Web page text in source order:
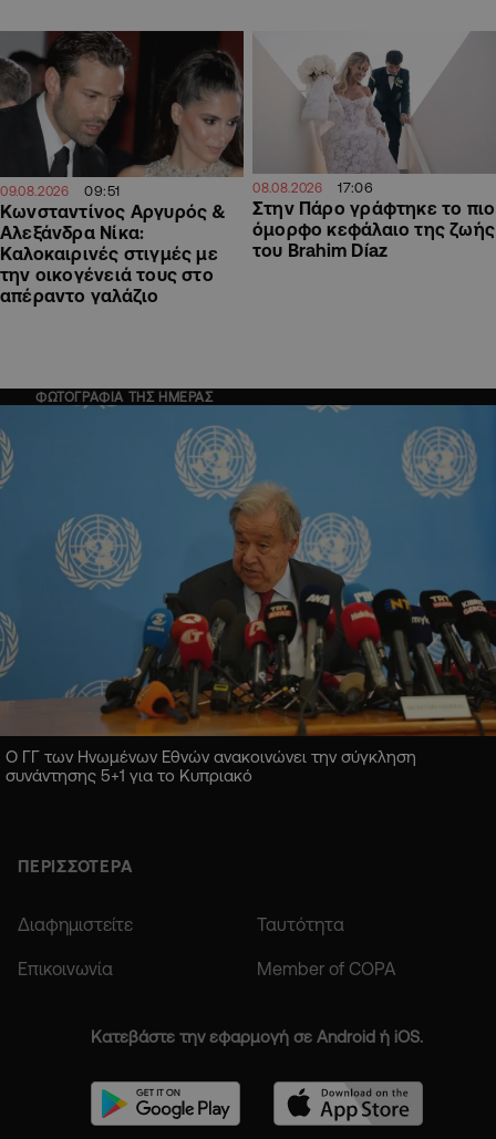
09.08.2026 09:51
Κωνσταντίνος Αργυρός &
Αλεξάνδρα Νίκα:
Καλοκαιρινές στιγμές με
την οικογένειά τους στο
απέραντο γαλάζιο
08.08.2026 17:06
Στην Πάρο γράφτηκε το πιο
όμορφο κεφάλαιο της ζωής
του Brahim Díaz
ΦΩΤΟΓΡΑΦΙΑ ΤΗΣ ΗΜΕΡΑΣ
Ο ΓΓ των Ηνωμένων Εθνών ανακοινώνει την σύγκληση
συνάντησης 5+1 για το Κυπριακό
ΠΕΡΙΣΣΟΤΕΡΑ
Διαφημιστείτε Ταυτότητα
Επικοινωνία Member of COPA
Κατεβάστε την εφαρμογή σε Android ή iOS.